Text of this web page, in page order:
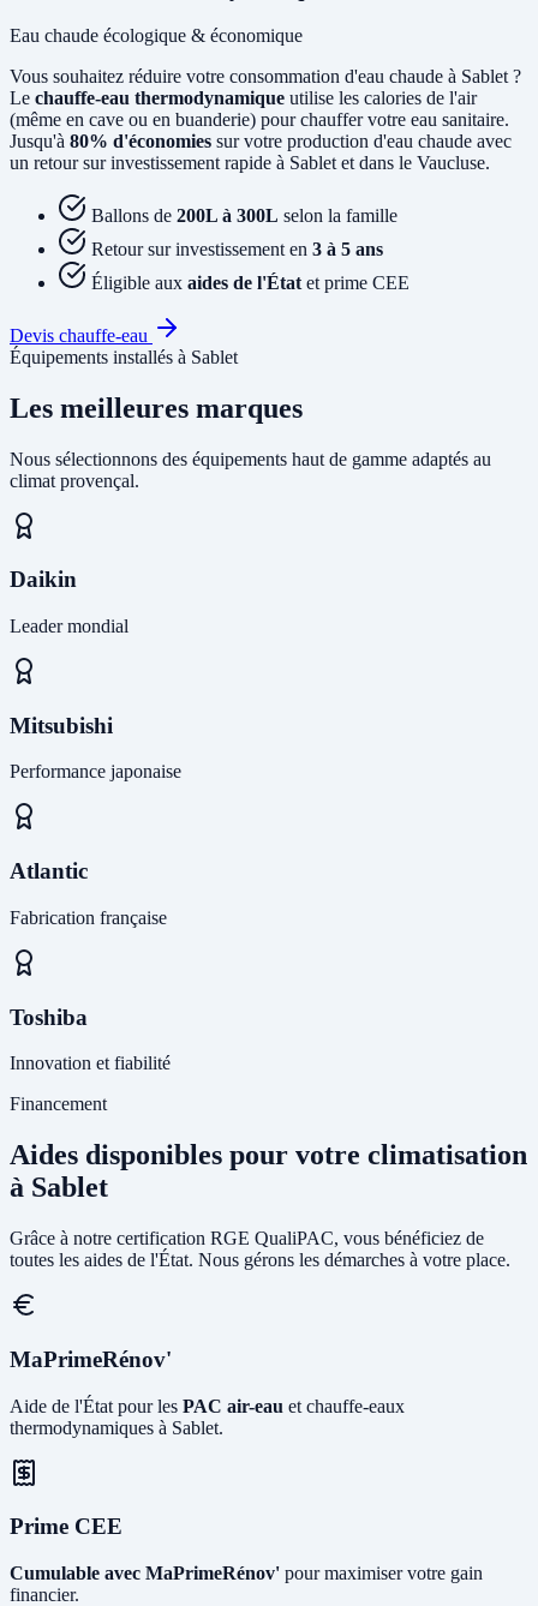
Eau chaude écologique & économique
Vous souhaitez réduire votre consommation d'eau chaude à Sablet ?
Le chauffe-eau thermodynamique utilise les calories de l'air
(même en cave ou en buanderie) pour chauffer votre eau sanitaire.
Jusqu'à 80% d'économies sur votre production d'eau chaude avec
un retour sur investissement rapide à Sablet et dans le Vaucluse.
Ballons de 200L à 300L selon la famille
Retour sur investissement en 3 à 5 ans
Éligible aux aides de l'État et prime CEE
Devis chauffe-eau
Équipements installés à Sablet
Les meilleures marques
Nous sélectionnons des équipements haut de gamme adaptés au
climat provençal.
Daikin
Leader mondial
Mitsubishi
Performance japonaise
Atlantic
Fabrication française
Toshiba
Innovation et fiabilité
Financement
Aides disponibles pour votre climatisation
à Sablet
Grâce à notre certification RGE QualiPAC, vous bénéficiez de
toutes les aides de l'État. Nous gérons les démarches à votre place.
MaPrimeRénov'
Aide de l'État pour les PAC air-eau et chauffe-eaux
thermodynamiques à Sablet.
Prime CEE
Cumulable avec MaPrimeRénov' pour maximiser votre gain
financier.